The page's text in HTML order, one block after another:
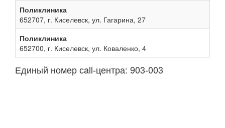
Поликлиника
652707, г. Киселевск, ул. Гагарина, 27
Поликлиника
652700, г. Киселевск, ул. Коваленко, 4
Единый номер сall-центра: 903-003